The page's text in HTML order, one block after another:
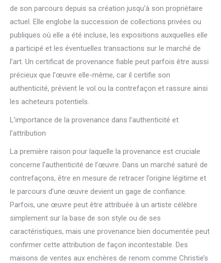
de son parcours depuis sa création jusqu’à son propriétaire
actuel. Elle englobe la succession de collections privées ou
publiques où elle a été incluse, les expositions auxquelles elle
a participé et les éventuelles transactions sur le marché de
l’art. Un certificat de provenance fiable peut parfois être aussi
précieux que l’œuvre elle-même, car il certifie son
authenticité, prévient le vol ou la contrefaçon et rassure ainsi
les acheteurs potentiels.
L’importance de la provenance dans l’authenticité et
l’attribution
La première raison pour laquelle la provenance est cruciale
concerne l’authenticité de l’œuvre. Dans un marché saturé de
contrefaçons, être en mesure de retracer l’origine légitime et
le parcours d’une œuvre devient un gage de confiance.
Parfois, une œuvre peut être attribuée à un artiste célèbre
simplement sur la base de son style ou de ses
caractéristiques, mais une provenance bien documentée peut
confirmer cette attribution de façon incontestable. Des
maisons de ventes aux enchères de renom comme Christie’s